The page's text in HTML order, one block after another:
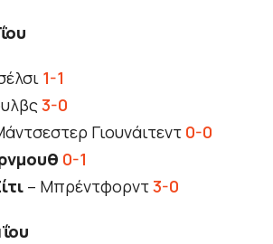
1-1
3-0
Γιουνάιτεντ 0-0
0-1
– Μπρέντφορντ3-0